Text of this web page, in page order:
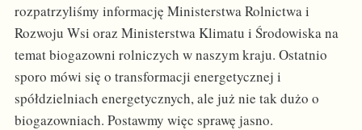
rozpatrzyliśmy informację Ministerstwa Rolnictwa i
Rozwoju Wsi oraz Ministerstwa Klimatu i Środowiska na
temat biogazowni rolniczych w naszym kraju. Ostatnio
sporo mówi się o transformacji energetycznej i
spółdzielniach energetycznych, ale już nie tak dużo o
biogazowniach. Postawmy więc sprawę jasno.